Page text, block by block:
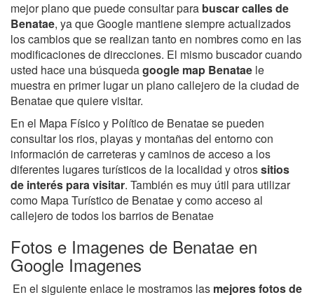
mejor plano que puede consultar para buscar calles de
Benatae, ya que Google mantiene siempre actualizados
los cambios que se realizan tanto en nombres como en las
modificaciones de direcciones. El mismo buscador cuando
usted hace una búsquedagoogle map Benatae le
muestra en primer lugar un plano callejero de la ciudad de
Benatae que quiere visitar.
En el Mapa Físico y Político de Benatae se pueden
consultar los rios, playas y montañas del entorno con
información de carreteras y caminos de acceso a los
diferentes lugares turísticos de la localidad y otrossitios
de interés para visitar. También es muy útil para utilizar
como Mapa Turístico de Benatae y como acceso al
callejero de todos los barrios de Benatae
Fotos e Imagenes de Benatae en
Google Imagenes
En el siguiente enlace le mostramos las mejores fotos de